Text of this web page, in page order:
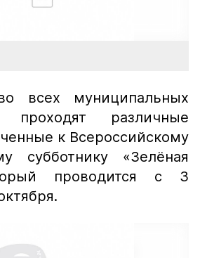
всех муниципальных
проходят различные
к Всероссийскому
субботнику «Зелёная
проводится с 3